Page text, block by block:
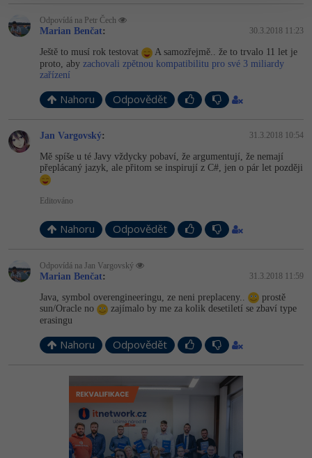
Odpovídá na Petr Čech
Marian Benčat: 30.3.2018 11:23
Ještě to musí rok testovat
A samozřejmě.. že to trvalo 11 let je
proto, aby zachovali zpětnou kompatibilitu pro své 3 miliardy
zařízení
Nahoru Odpovědět
Jan Vargovský: 31.3.2018 10:54
Mě spíše u té Javy vždycky pobaví, že argumentují, že nemají
přeplácaný jazyk, ale přitom se inspirují z C#, jen o pár let později
Editováno
Nahoru Odpovědět
Odpovídá na Jan Vargovský
Marian Benčat: 31.3.2018 11:59
Java, symbol overengineeringu, ze neni preplaceny..
prostě
sun/Oracle no
zajímalo by me za kolik desetiletí se zbaví type
erasingu
Nahoru Odpovědět